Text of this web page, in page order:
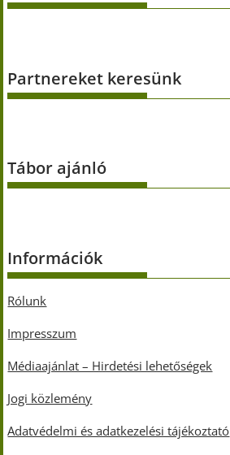
Partnereket keresünk
Tábor ajánló
Információk
Rólunk
Impresszum
Médiaajánlat – Hirdetési lehetőségek
Jogi közlemény
Adatvédelmi és adatkezelési tájékoztató